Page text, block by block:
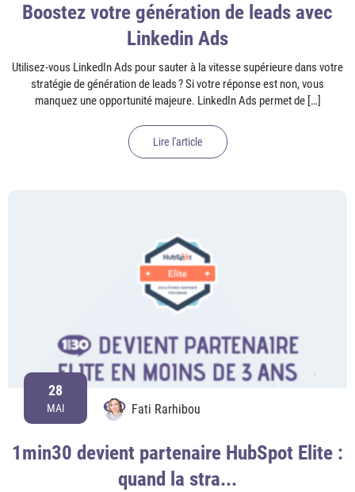
Boostez votre génération de leads avec
Linkedin Ads
Utilisez-vous LinkedIn Ads pour sauter à la vitesse supérieure dans votre
stratégie de génération de leads ? Si votre réponse est non, vous
manquez une opportunité majeure. LinkedIn Ads permet de […]
Lire l'article
28
MAI Fati Rarhibou
1min30 devient partenaire HubSpot Elite :
quand la stra...